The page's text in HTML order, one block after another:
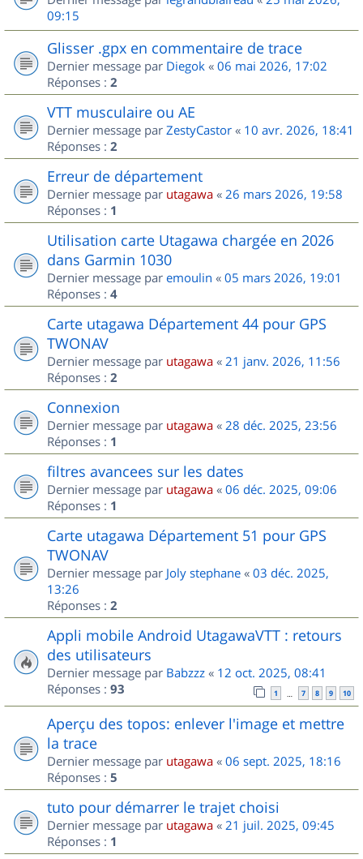
09:15
Glisser .gpx en commentaire de trace
Dernier message par Diegok « 06 mai 2026, 17:02
Réponses : 2
VTT musculaire ou AE
Dernier message par ZestyCastor « 10 avr. 2026, 18:41
Réponses : 2
Erreur de département
Dernier message par utagawa « 26 mars 2026, 19:58
Réponses : 1
Utilisation carte Utagawa chargée en 2026
dans Garmin 1030
Dernier message par emoulin « 05 mars 2026, 19:01
Réponses : 4
Carte utagawa Département 44 pour GPS
TWONAV
Dernier message par utagawa « 21 janv. 2026, 11:56
Réponses : 2
Connexion
Dernier message par utagawa « 28 déc. 2025, 23:56
Réponses : 1
filtres avancees sur les dates
Dernier message par utagawa « 06 déc. 2025, 09:06
Réponses : 1
Carte utagawa Département 51 pour GPS
TWONAV
Dernier message par Joly stephane « 03 déc. 2025,
13:26
Réponses : 2
Appli mobile Android UtagawaVTT : retours
des utilisateurs
Dernier message par Babzzz « 12 oct. 2025, 08:41
Réponses : 93 1 … 7 8 9 10
Aperçu des topos: enlever l'image et mettre
la trace
Dernier message par utagawa « 06 sept. 2025, 18:16
Réponses : 5
tuto pour démarrer le trajet choisi
Dernier message par utagawa « 21 juil. 2025, 09:45
Réponses : 1